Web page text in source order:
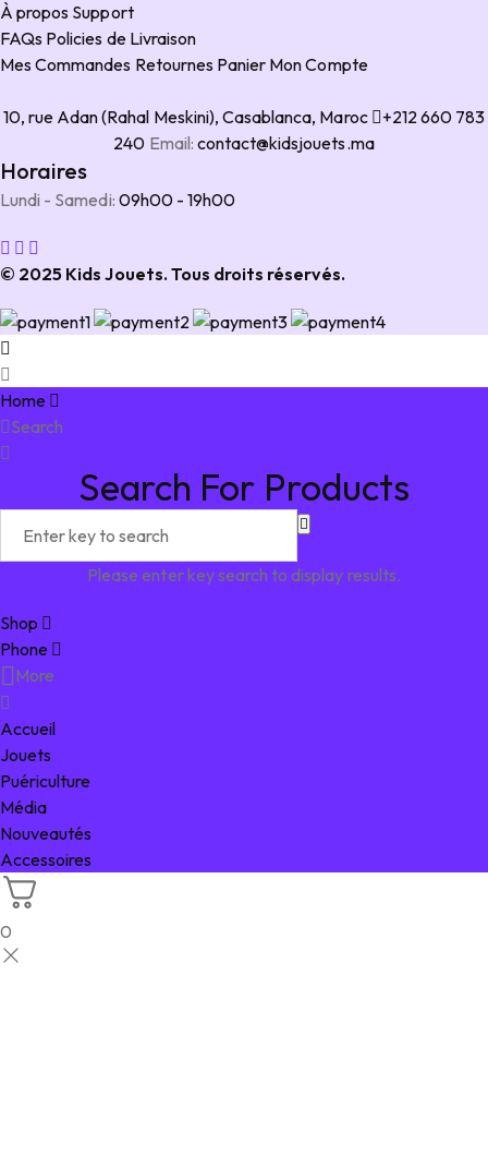
À propos Support
FAQs Policies de Livraison
Mes Commandes Retournes Panier Mon Compte
10, rue Adan (Rahal Meskini), Casablanca, Maroc
+212 660 783
240 Email: contact@kidsjouets.ma
Horaires
Lundi - Samedi: 09h00 - 19h00
© 2025 Kids Jouets. Tous droits réservés.
Home
Search
Search For Products
Please enter key search to display results.
Shop
Phone
More
Accueil
Jouets
Puériculture
Média
Nouveautés
Accessoires
0